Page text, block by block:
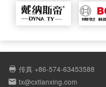
 传真 +86-574-63453588
 tx@cxtianxing.com